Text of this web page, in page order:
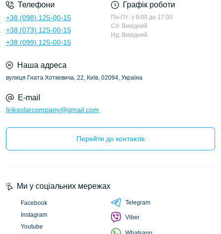
Телефони
+38 (098) 125-00-15
+38 (073) 125-00-15
+38 (099) 125-00-15
Графік роботи
Пн-Пт: з 9:00 до 17:00
Сб: Вихідний
Нд: Вихідний
Наша адреса
вулиця Гната Хоткевича, 22, Київ, 02094, Україна
E-mail
liriksolarcompany@gmail.com
Перейти до контактів
Ми у соціальних мережах
Facebook
Instagram
Youtube
Telegram
Viber